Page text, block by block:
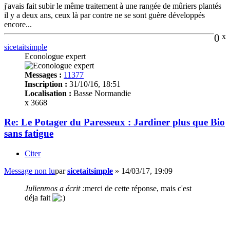
j'avais fait subir le même traitement à une rangée de mûriers plantés
il y a deux ans, ceux là par contre ne se sont guère développés
encore...
0 x
sicetaitsimple
Econologue expert
Messages : 11377
Inscription : 31/10/16, 18:51
Localisation : Basse Normandie
x 3668
Re: Le Potager du Paresseux : Jardiner plus que Bio
sans fatigue
Citer
Message non luparsicetaitsimple » 14/03/17, 19:09
Julienmos a écrit :merci de cette réponse, mais c'est
déja fait